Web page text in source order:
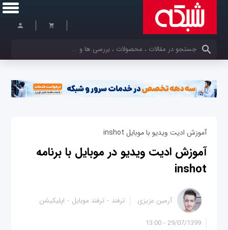
کلمات کلیدی خود را وارد کنید
آموزش ادیت ویدیو با موبایل inshot
آموزش ادیت ویدیو در موبایل با برنامه
inshot
29/07/1399 - 13:00
آرمین عزیزی ترفند ترفند موبایل اپلیکیشن